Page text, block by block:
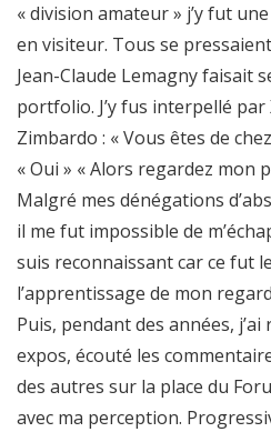
« division amateur » j’y fut
en visiteur. Tous se
Jean-Claude Lemagny faisait
portfolio. J’y fus interpellé par
Zimbardo : « Vous êtes de
« Oui » « Alors regardez mon
Malgré mes dénégations
il me fut impossible de
suis reconnaissant car ce fut
l’apprentissage de mon
Puis, pendant des années, j’ai
expos, écouté les
des autres sur la place du
avec ma perception.